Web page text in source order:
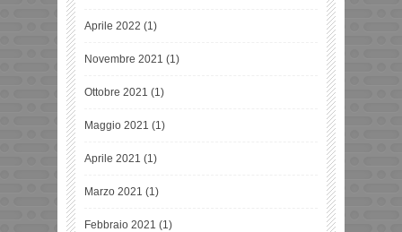
Aprile 2022 (1)
Novembre 2021 (1)
Ottobre 2021 (1)
Maggio 2021 (1)
Aprile 2021 (1)
Marzo 2021 (1)
Febbraio 2021 (1)